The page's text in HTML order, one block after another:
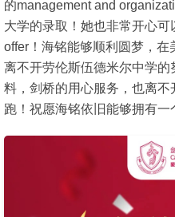
的management and
大学的录取！她也非常开心
offer！海铭能够顺利圆梦，在
离不开劳伦斯伍德米尔中学
料，剑桥的用心服务，也离
跑！祝愿海铭依旧能够拥有一